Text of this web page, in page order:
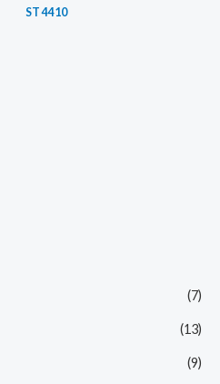
ST 4410
(7)
(13)
(9)